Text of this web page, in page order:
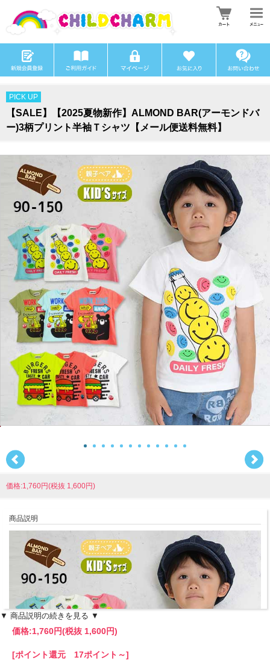
PICK UP
【SALE】【2025夏物新作】ALMOND BAR(アーモンドバ
ー)3柄プリント半袖Ｔシャツ【メール便送料無料】
価格:1,760円(税抜 1,600円)
商品説明
▼ 商品説明の続きを見る ▼
価格:1,760円(税抜 1,600円)
[ポイント還元 17ポイント～]